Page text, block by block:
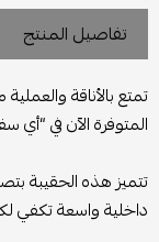
تفاصيل المنتج
تمتع بالأناقة
المتوفرة الآن في “أي
تتميز هذه الحقيبة
داخلية واسعة تكفي